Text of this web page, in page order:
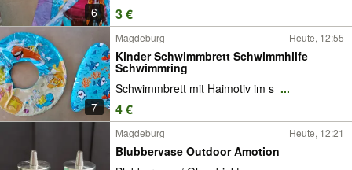
6 3 €
7
Magdeburg Heute, 12:55
Kinder Schwimmbrett Schwimmhilfe
Schwimmring
Schwimmbrett mit Haimotiv im s ...
4 €
Magdeburg Heute, 12:21
Blubbervase Outdoor Amotion